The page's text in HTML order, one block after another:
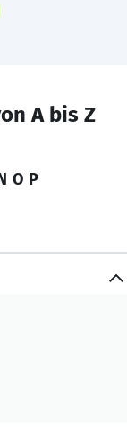
A bis Z
O P